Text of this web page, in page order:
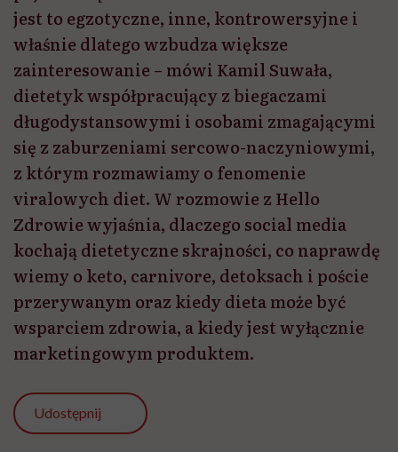
jest to egzotyczne, inne, kontrowersyjne i
właśnie dlatego wzbudza większe
zainteresowanie – mówi Kamil Suwała,
dietetyk współpracujący z biegaczami
długodystansowymi i osobami zmagającymi
się z zaburzeniami sercowo-naczyniowymi,
z którym rozmawiamy o fenomenie
viralowych diet. W rozmowie z Hello
Zdrowie wyjaśnia, dlaczego social media
kochają dietetyczne skrajności, co naprawdę
wiemy o keto, carnivore, detoksach i poście
przerywanym oraz kiedy dieta może być
wsparciem zdrowia, a kiedy jest wyłącznie
marketingowym produktem.
Udostępnij